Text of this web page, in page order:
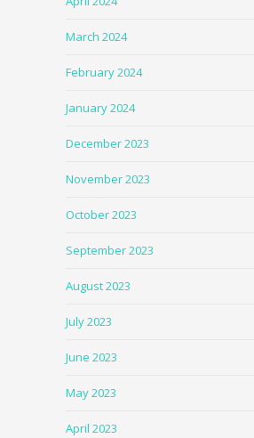
March 2024
February 2024
January 2024
December 2023
November 2023
October 2023
September 2023
August 2023
July 2023
June 2023
May 2023
April 2023